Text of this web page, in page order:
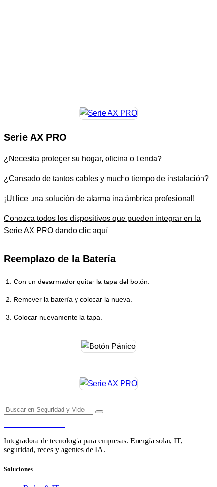
Serie AX PRO
¿Necesita proteger su hogar, oficina o tienda?
¿Cansado de tantos cables y mucho tiempo de instalación?
¡Utilice una solución de alarma inalámbrica profesional!
Conozca todos los dispositivos que pueden integrar en la
Serie AX PRO dando clic aquí
Reemplazo de la Batería
Con un desarmador quitar la tapa del botón.
Remover la batería y colocar la nueva.
Colocar nuevamente la tapa.
Integradora de tecnología para empresas. Energía solar, IT,
seguridad, redes y agentes de IA.
Soluciones